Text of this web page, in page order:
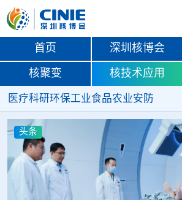
首页 深圳核博会
核聚变 核技术应用
医疗科研环保工业食品农业安防
头条